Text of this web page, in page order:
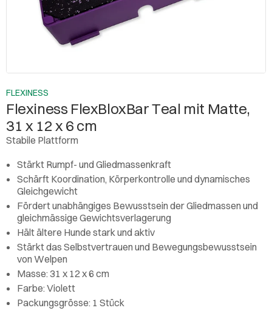
FLEXINESS
Flexiness FlexBloxBar Teal mit Matte,
31 x 12 x 6 cm
Stabile Plattform
Stärkt Rumpf- und Gliedmassenkraft
Schärft Koordination, Körperkontrolle und dynamisches
Gleichgewicht
Fördert unabhängiges Bewusstsein der Gliedmassen und
gleichmässige Gewichtsverlagerung
Hält ältere Hunde stark und aktiv
Stärkt das Selbstvertrauen und Bewegungsbewusstsein
von Welpen
Masse: 31 x 12 x 6 cm
Farbe: Violett
Packungsgrösse: 1 Stück